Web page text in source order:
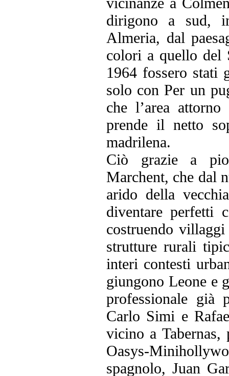
dirigono a sud,
Almeria, dal
colori a quello del
1964 fossero stati
solo con Per un
che l’area
prende il netto
madrilena.
Ciò grazie a
Marchent, che dal
arido della
diventare perfetti
costruendo
strutture rurali
interi contesti
giungono Leone e
professionale già
Carlo Simi e
vicino a
Oasys-
spagnolo, Juan